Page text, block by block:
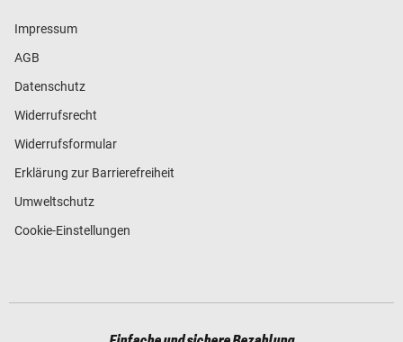
Impressum
AGB
Datenschutz
Widerrufsrecht
Widerrufsformular
Erklärung zur Barrierefreiheit
Umweltschutz
Cookie-Einstellungen